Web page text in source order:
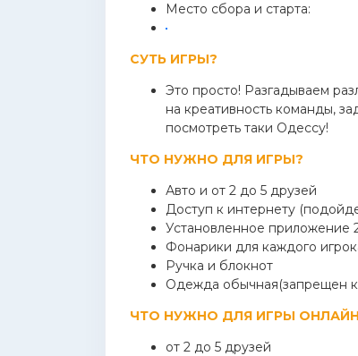
Место сбора и старта:
СУТЬ ИГРЫ?
Это просто! Разгадываем
на креативность команды,
посмотреть таки Одессу!
ЧТО НУЖНО ДЛЯ ИГРЫ?
Авто и от 2 до 5 друзей
Доступ к интернету
Установленное приложение
Фонарики для каждого
Ручка и блокнот
Одежда обычная(запрещен
ЧТО НУЖНО ДЛЯ ИГРЫ
от 2 до 5 друзей